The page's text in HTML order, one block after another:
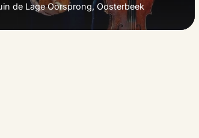
de Lage Oorsprong, Oosterbeek